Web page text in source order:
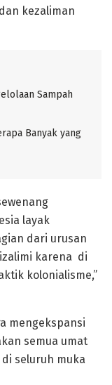
kezaliman
Sampah
Banyak yang
layak
dari urusan
karena di
kolonialisme,”
mengekspansi
semua umat
seluruh muka